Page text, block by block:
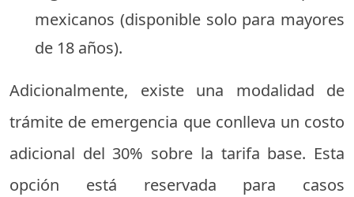
mexicanos (disponible solo para mayores
de 18 años).
Adicionalmente, existe una modalidad de
trámite de emergencia que conlleva un costo
adicional del 30% sobre la tarifa base. Esta
opción está reservada para casos